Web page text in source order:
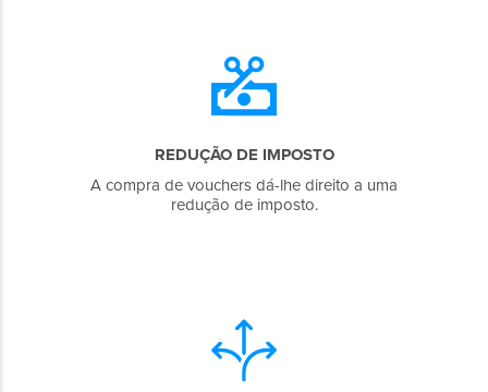
REDUÇÃO DE IMPOSTO
A compra de vouchers dá-lhe direito a uma
redução de imposto.